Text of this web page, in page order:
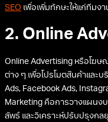
SEO เพื่อเพิ่มทักษะให้แก่ทีมงา
2. Online
Online Advertising หรือโฆ
ต่าง ๆ เพื่อโปรโมตสินค้าและบ
Ads, Facebook Ads,
Marketing คือการวางแผน
ลัพธ์ และวิเคราะห์ปรับปรุงก